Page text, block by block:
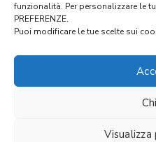
funzionalità. Per personalizzare le
PREFERENZE.
Puoi modificare le tue scelte sui
Bağlantılar: